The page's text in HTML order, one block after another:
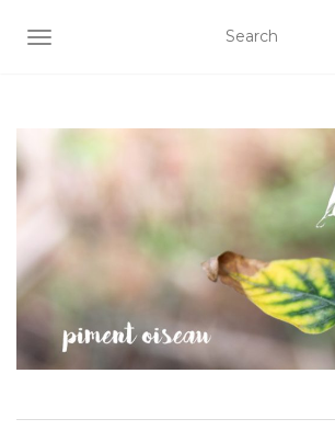
AFFICHER/MASQUER LA NAVIGATION